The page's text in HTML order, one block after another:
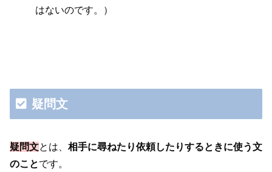
はないのです。）
疑問文
疑問文とは、 相手に尋ねたり依頼したりするときに使う文
のことです。